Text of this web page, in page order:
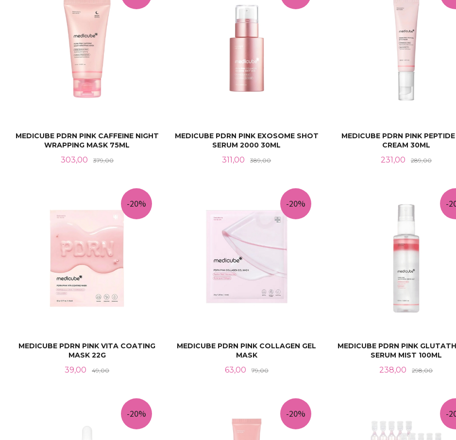
MEDICUBE PDRN PINK CAFFEINE NIGHT
WRAPPING MASK 75ML
Tilbud
303,00 379,00Rabatt
MEDICUBE PDRN PINK EXOSOME SHOT
SERUM 2000 30ML
Tilbud
311,00 389,00Rabatt
MEDICUBE PDRN PINK PEPTIDE
CREAM 30ML
Tilbud
231,00 289,00Rabatt
MEDICUBE PDRN PINK VITA COATING
MASK 22G
Tilbud
39,00 49,00Rabatt
-20%
MEDICUBE PDRN PINK COLLAGEN GEL
MASK
Tilbud
63,00 79,00Rabatt
-20%
MEDICUBE PDRN PINK
SERUM MIST 100ML
Tilbud
238,00 298,00Rabatt
-
-20% -20% -